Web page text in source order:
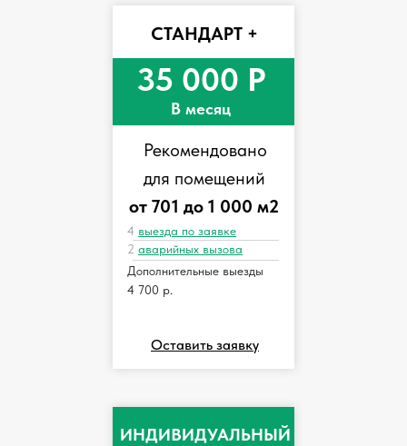
СТАНДАРТ +
ИНДИВИДУАЛЬНЫЙ
35 000 Р
В месяц
Рекомендовано
для помещений
от 701 до 1 000 м2
4 выезда по заявке
2 аварийных вызова
Дополнительные выезды
4 700 р.
Оставить заявку